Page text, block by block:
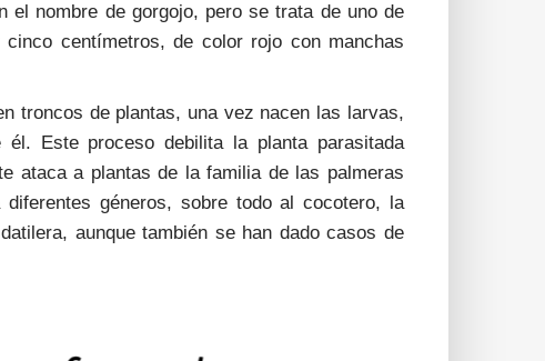
el nombre de gorgojo, pero se trata de uno de
centímetros, de color rojo con manchas
troncos de plantas, una vez nacen las larvas,
Este proceso debilita la planta parasitada
ataca a plantas de la familia de las palmeras
géneros, sobre todo al cocotero, la
aunque también se han dado casos de